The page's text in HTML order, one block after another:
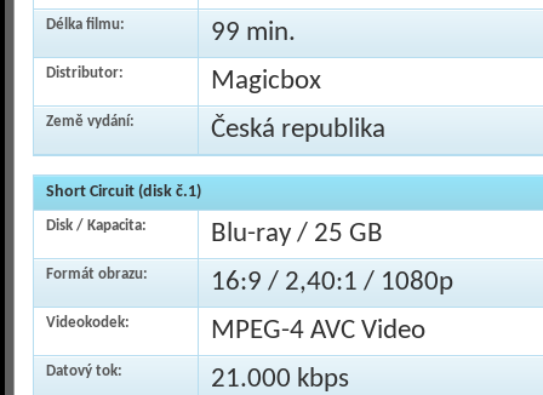
Délka filmu: 99 min.
Distributor: Magicbox
Země vydání: Česká republika
Short Circuit (disk č.1)
Disk / Kapacita: Blu-ray / 25 GB
Formát obrazu: 16:9 / 2,40:1 / 1080p
Videokodek: MPEG-4 AVC Video
Datový tok: 21.000 kbps